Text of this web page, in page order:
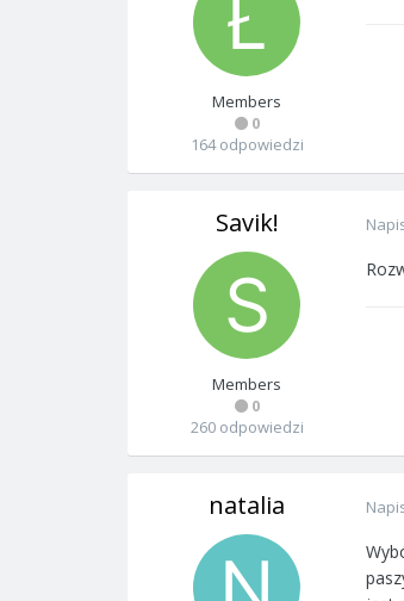
Members
0
164 odpowiedzi
Savik!
Members
0
260 odpowiedzi
natalia